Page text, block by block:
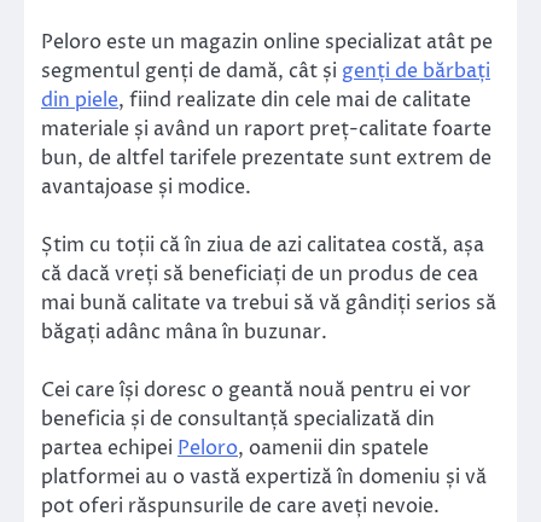
Peloro este un magazin online specializat atât pe
segmentul genți de damă, cât și genți de bărbați
din piele, fiind realizate din cele mai de calitate
materiale și având un raport preț-calitate foarte
bun, de altfel tarifele prezentate sunt extrem de
avantajoase și modice.
Știm cu toții că în ziua de azi calitatea costă, așa
că dacă vreți să beneficiați de un produs de cea
mai bună calitate va trebui să vă gândiți serios să
băgați adânc mâna în buzunar.
Cei care își doresc o geantă nouă pentru ei vor
beneficia și de consultanță specializată din
partea echipei Peloro, oamenii din spatele
platformei au o vastă expertiză în domeniu și vă
pot oferi răspunsurile de care aveți nevoie.